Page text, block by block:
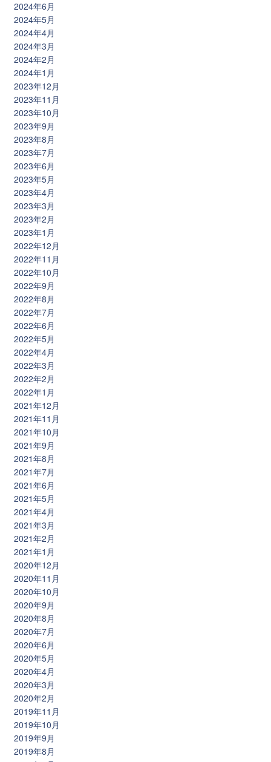
2024年6月
2024年5月
2024年4月
2024年3月
2024年2月
2024年1月
2023年12月
2023年11月
2023年10月
2023年9月
2023年8月
2023年7月
2023年6月
2023年5月
2023年4月
2023年3月
2023年2月
2023年1月
2022年12月
2022年11月
2022年10月
2022年9月
2022年8月
2022年7月
2022年6月
2022年5月
2022年4月
2022年3月
2022年2月
2022年1月
2021年12月
2021年11月
2021年10月
2021年9月
2021年8月
2021年7月
2021年6月
2021年5月
2021年4月
2021年3月
2021年2月
2021年1月
2020年12月
2020年11月
2020年10月
2020年9月
2020年8月
2020年7月
2020年6月
2020年5月
2020年4月
2020年3月
2020年2月
2019年11月
2019年10月
2019年9月
2019年8月